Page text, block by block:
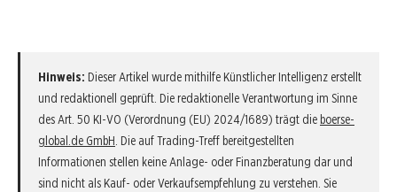
Hinweis: Dieser Artikel wurde mithilfe Künstlicher Intelligenz erstellt
und redaktionell geprüft. Die redaktionelle Verantwortung im Sinne
des Art. 50 KI-VO (Verordnung (EU) 2024/1689) trägt die boerse-
global.de GmbH. Die auf Trading-Treff bereitgestellten
Informationen stellen keine Anlage- oder Finanzberatung dar und
sind nicht als Kauf- oder Verkaufsempfehlung zu verstehen. Sie